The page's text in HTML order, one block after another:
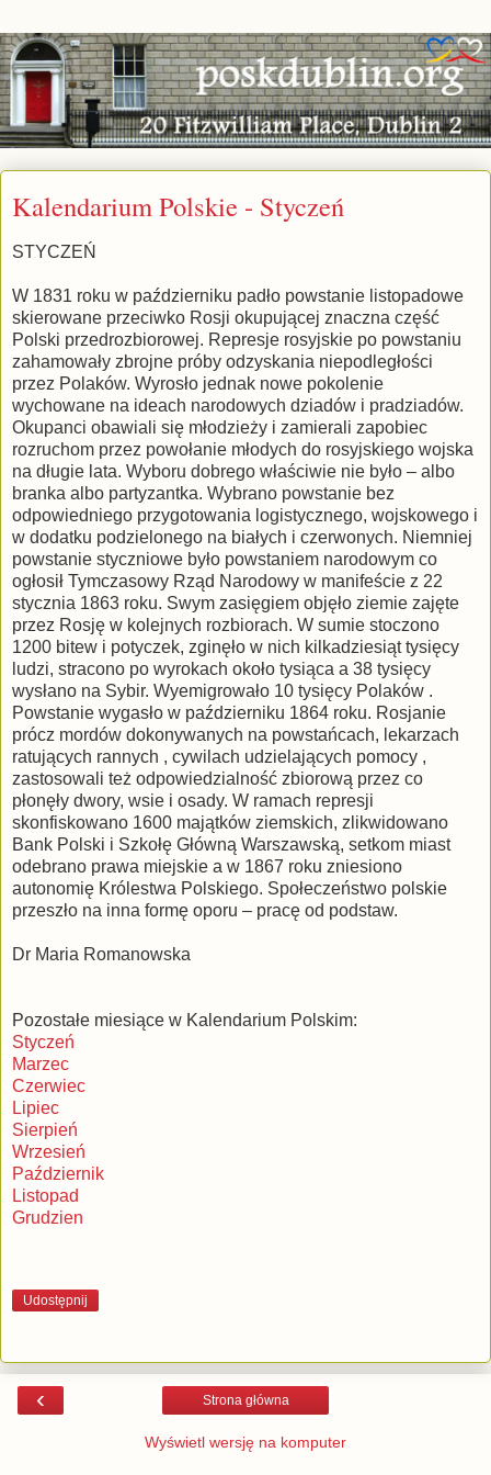
Kalendarium Polskie - Styczeń
STYCZEŃ
W 1831 roku w październiku padło powstanie listopadowe
skierowane przeciwko Rosji okupującej znaczna część
Polski przedrozbiorowej. Represje rosyjskie po powstaniu
zahamowały zbrojne próby odzyskania niepodległości
przez Polaków. Wyrosło jednak nowe pokolenie
wychowane na ideach narodowych dziadów i pradziadów.
Okupanci obawiali się młodzieży i zamierali zapobiec
rozruchom przez powołanie młodych do rosyjskiego wojska
na długie lata. Wyboru dobrego właściwie nie było – albo
branka albo partyzantka. Wybrano powstanie bez
odpowiedniego przygotowania logistycznego, wojskowego i
w dodatku podzielonego na białych i czerwonych. Niemniej
powstanie styczniowe było powstaniem narodowym co
ogłosił Tymczasowy Rząd Narodowy w manifeście z 22
stycznia 1863 roku. Swym zasięgiem objęło ziemie zajęte
przez Rosję w kolejnych rozbiorach. W sumie stoczono
1200 bitew i potyczek, zginęło w nich kilkadziesiąt tysięcy
ludzi, stracono po wyrokach około tysiąca a 38 tysięcy
wysłano na Sybir. Wyemigrowało 10 tysięcy Polaków .
Powstanie wygasło w październiku 1864 roku. Rosjanie
prócz mordów dokonywanych na powstańcach, lekarzach
ratujących rannych , cywilach udzielających pomocy ,
zastosowali też odpowiedzialność zbiorową przez co
płonęły dwory, wsie i osady. W ramach represji
skonfiskowano 1600 majątków ziemskich, zlikwidowano
Bank Polski i Szkołę Główną Warszawską, setkom miast
odebrano prawa miejskie a w 1867 roku zniesiono
autonomię Królestwa Polskiego. Społeczeństwo polskie
przeszło na inna formę oporu – pracę od podstaw.
Dr Maria Romanowska
Pozostałe miesiące w Kalendarium Polskim:
Styczeń
Marzec
Czerwiec
Lipiec
Sierpień
Wrzesień
Październik
Listopad
Grudzien
Udostępnij
‹ Strona główna
Wyświetl wersję na komputer